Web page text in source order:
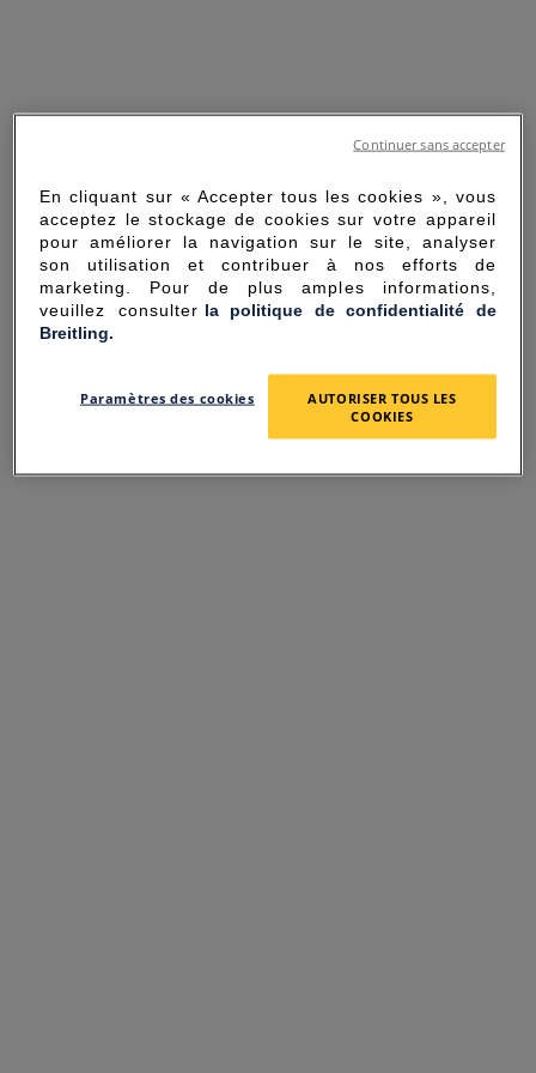
SORRY FOR THE
INCONVENIENCE
UNEXPECTED ERROR OCCURRED.
En cliquant sur « Accepter tous les cookies », vous
acceptez le stockage de cookies sur votre appareil
pour améliorer la navigation sur le site, analyser
son utilisation et contribuer à nos efforts de
marketing. Pour de plus amples informations,
veuillez consulter la politique de confidentialité de
Breitling.
Paramètres des cookies
AUTORISER TOUS LES
COOKIES
Continuer sans accepter